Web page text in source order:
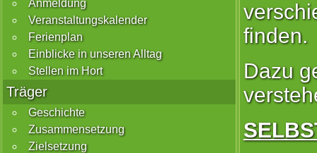
Anmeldung
Veranstaltungskalender
Ferienplan
Einblicke in unseren Alltag
Stellen im Hort
Träger
Geschichte
Zusammensetzung
Zielsetzung
finden.
Dazu